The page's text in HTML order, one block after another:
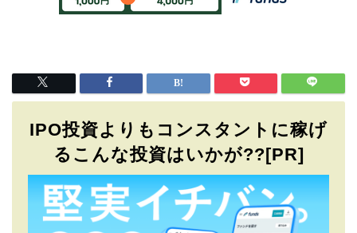
IPO投資よりもコンスタントに稼げ
るこんな投資はいかが??[PR]